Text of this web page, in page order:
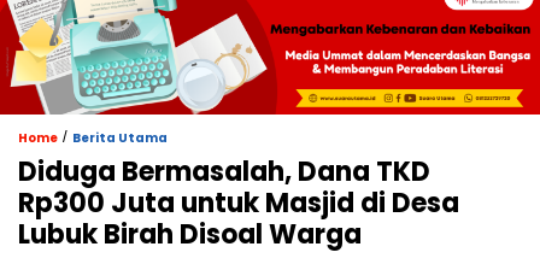
Home / Berita Utama
Diduga Bermasalah, Dana TKD
Rp300 Juta untuk Masjid di Desa
Lubuk Birah Disoal Warga